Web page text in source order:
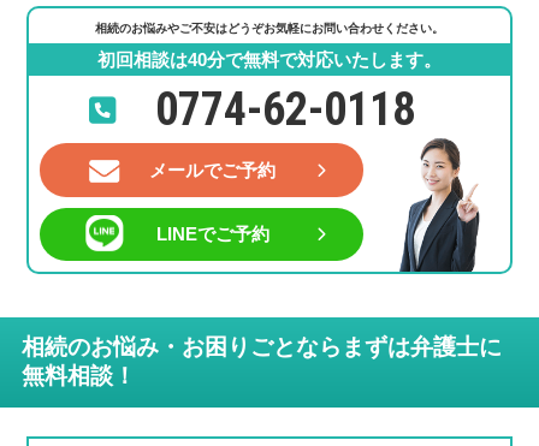
相続のお悩みやご不安はどうぞお気軽にお問い合わせください。
初回相談は40分で無料で対応いたします。
0774-62-0118
メールでご予約
LINEでご予約
相続のお悩み・お困りごとならまずは弁護士に
無料相談！